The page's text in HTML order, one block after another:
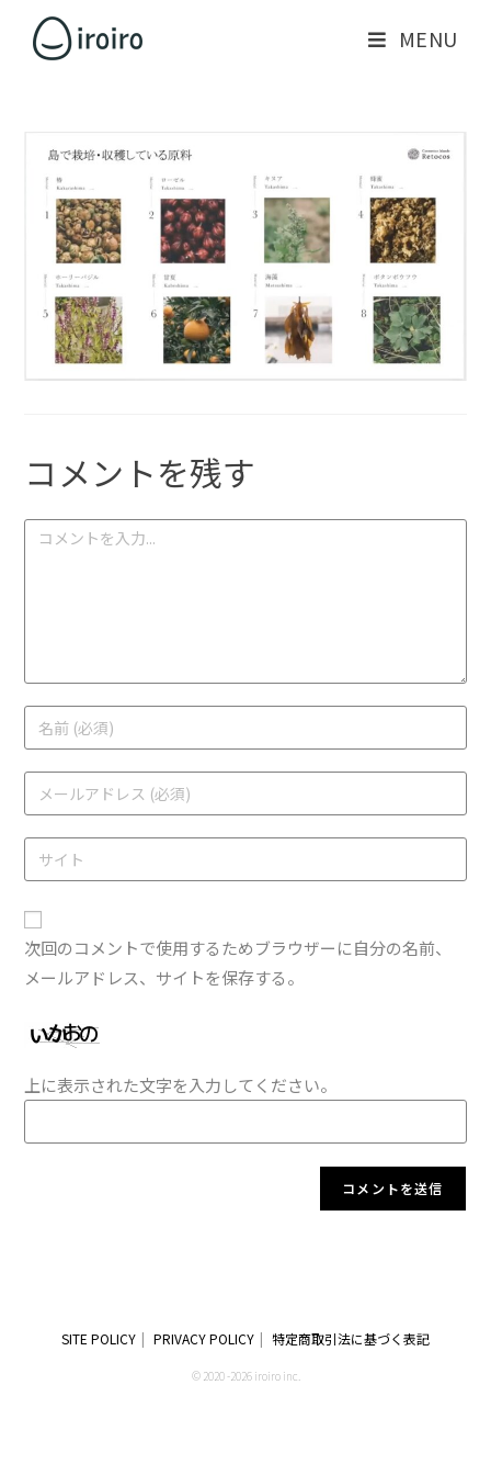
MENU
コメントを残す
次回のコメントで使用するためブラウザーに自分の名前、
メールアドレス、サイトを保存する。
上に表示された文字を入力してください。
SITE POLICY PRIVACY POLICY 特定商取引法に基づく表記
© 2020 -2026 iroiro inc.